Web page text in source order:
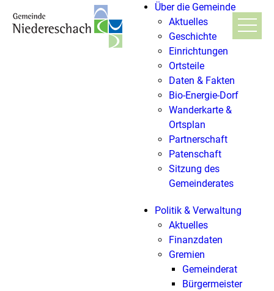
Über die Gemeinde
Aktuelles
Geschichte
Einrichtungen
Ortsteile
Daten & Fakten
Bio-Energie-Dorf
Wanderkarte &
Ortsplan
Partnerschaft
Patenschaft
Sitzung des
Gemeinderates
Politik & Verwaltung
Aktuelles
Finanzdaten
Gremien
Gemeinderat
Bürgermeister